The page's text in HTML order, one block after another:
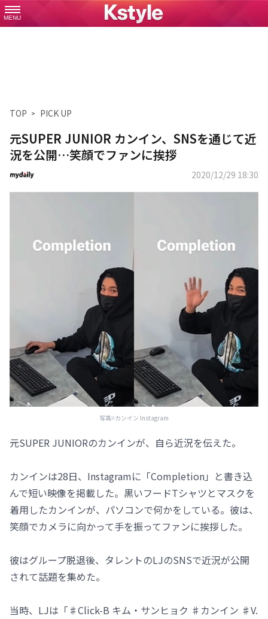
MENU
TOP PICK UP
元SUPER JUNIOR カンイン、SNSを通じて近
況を公開…笑顔でファンに挨拶
2020/12/29 18:30
写真=カンイン Instagram
元SUPER JUNIORのカンインが、自ら近況を伝えた。
カンインは28日、Instagramに「Completion」と書き込
んで短い映像を掲載した。黒いフードTシャツとマスクを
着用したカンインが、パソコンで何かをしている。彼は、
笑顔でカメラに向かって手を振ってファンに挨拶した。
彼はグループ脱退後、タレントのLJのSNSで近況が公開
されて話題を集めた。
当時、LJは「♯Click-B キム・サンヒョク ♯カンイン ♯V.